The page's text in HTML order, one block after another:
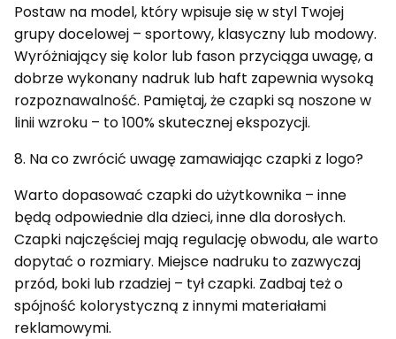
Postaw na model, który wpisuje się w styl Twojej
grupy docelowej – sportowy, klasyczny lub modowy.
Wyróżniający się kolor lub fason przyciąga uwagę, a
dobrze wykonany nadruk lub haft zapewnia wysoką
rozpoznawalność. Pamiętaj, że czapki są noszone w
linii wzroku – to 100% skutecznej ekspozycji.
8. Na co zwrócić uwagę zamawiając czapki z logo?
Warto dopasować czapki do użytkownika – inne
będą odpowiednie dla dzieci, inne dla dorosłych.
Czapki najczęściej mają regulację obwodu, ale warto
dopytać o rozmiary. Miejsce nadruku to zazwyczaj
przód, boki lub rzadziej – tył czapki. Zadbaj też o
spójność kolorystyczną z innymi materiałami
reklamowymi.